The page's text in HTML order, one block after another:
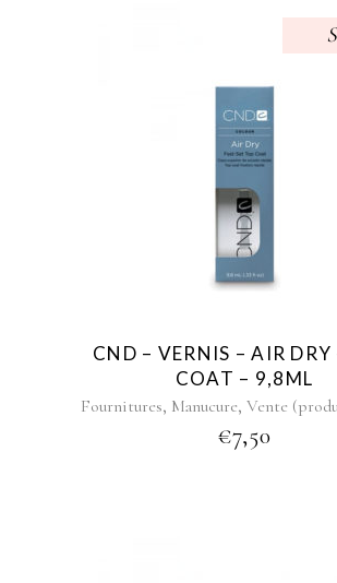
CND – VERNIS – AIR DRY
COAT – 9,8ML
Fournitures, Manucure, Vente
€7,50